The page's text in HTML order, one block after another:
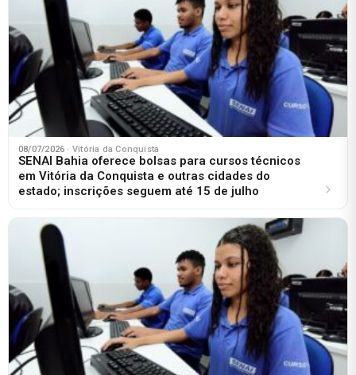
08/07/2026 · Vitória da Conquista
SENAI Bahia oferece bolsas para cursos técnicos
em Vitória da Conquista e outras cidades do
estado; inscrições seguem até 15 de julho